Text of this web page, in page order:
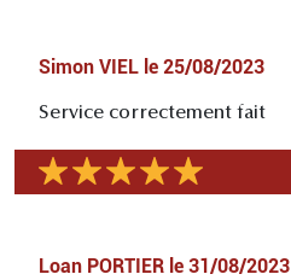
Simon VIEL le 25/08/2023
Service correctement fait
Loan PORTIER le 31/08/2023